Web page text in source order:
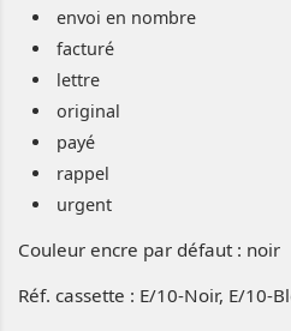
envoi en nombre
facturé
lettre
original
payé
rappel
urgent
Couleur encre par défaut : noir
Réf. cassette : E/10-Noir, E/10-